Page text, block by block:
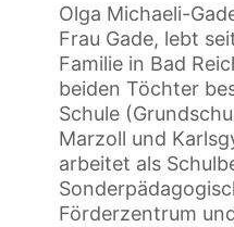
Olga Michaeli-
Frau Gade, lebt
Familie in Bad
beiden Töchter
Schule
Marzoll und
arbeitet als
Förderzentrum